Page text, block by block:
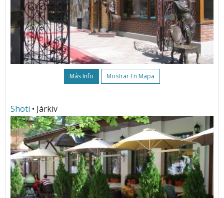
Más Info Mostrar En Mapa
Shoti • Járkiv